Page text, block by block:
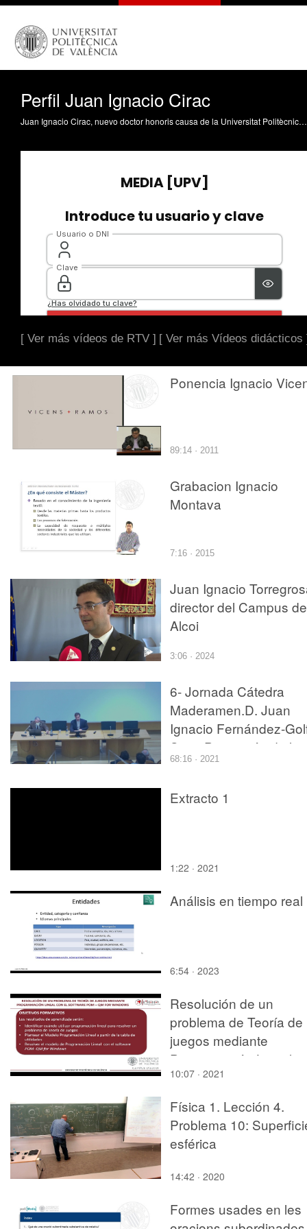
Perfil Juan Ignacio Cirac
Juan Ignacio Cirac, nuevo doctor honoris causa de la Universitat Politècnica de Valencia, es uno de los físicos más influyentes en el mundo. Desde el año 2001, el investigador dirige la División Teórica del Instituto Max-Planck de Óptica Cuántica en Garching, Alemania.
[ Ver más vídeos de RTV ] [ Ver más Vídeos didácticos
Ponencia Ignacio
89:14 · 2011
Grabacion Ignacio
Montava
7:16 · 2015
Juan Ignacio
director del Campus de
Alcoi
3:06 · 2024
6- Jornada Cátedra
Maderamen.D. Juan
Ignacio Fernández-
Seco.Protección de la
madera al exterior ¿
.
68:16 · 2021
Extracto 1
1:22 · 2021
Análisis en tiempo real
6:54 · 2023
Resolución de un
problema de Teoría de
juegos mediante
Programación Lineal
10:07 · 2021
Física 1. Lección 4.
Problema 10:
esférica
14:42 · 2020
Formes usades en les